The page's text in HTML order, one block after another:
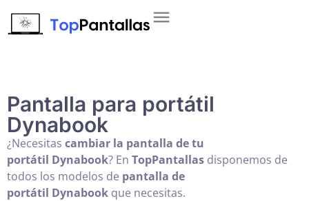
Pantalla para portátil
Dynabook
¿Necesitas cambiar la pantalla de tu
portátil Dynabook? En TopPantallas disponemos de
todos los modelos de pantalla de
portátil Dynabook que necesitas.